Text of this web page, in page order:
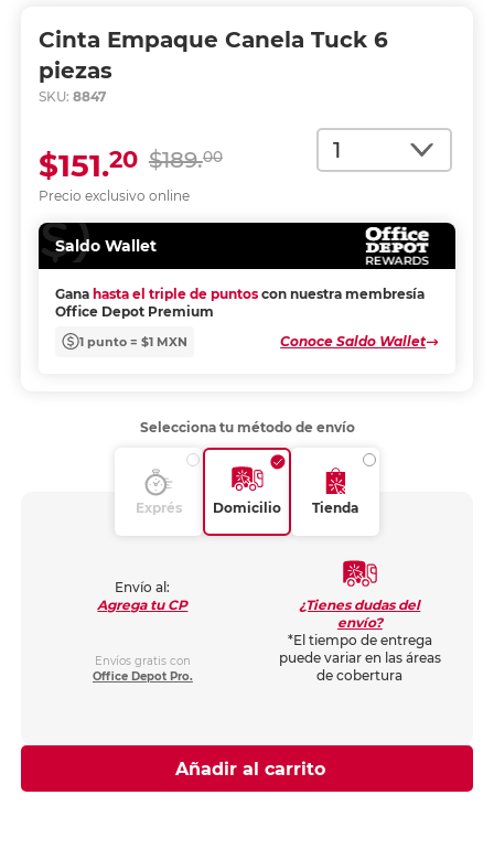
Cinta Empaque Canela Tuck 6
piezas
SKU: 8847
Cantidad
Precio exclusivo online
$189.00
$151.20
Saldo Wallet
Gana hasta el triple de puntos con nuestra membresía
Office Depot Premium
1 punto = $1 MXN Conoce Saldo Wallet
Selecciona tu método de envío
Exprés Domicilio Tienda
Envío al:
Agrega tu CP
Envíos gratis con
Office Depot Pro.
¿Tienes dudas del
envío?
*El tiempo de entrega
puede variar en las áreas
de cobertura
Añadir al carrito